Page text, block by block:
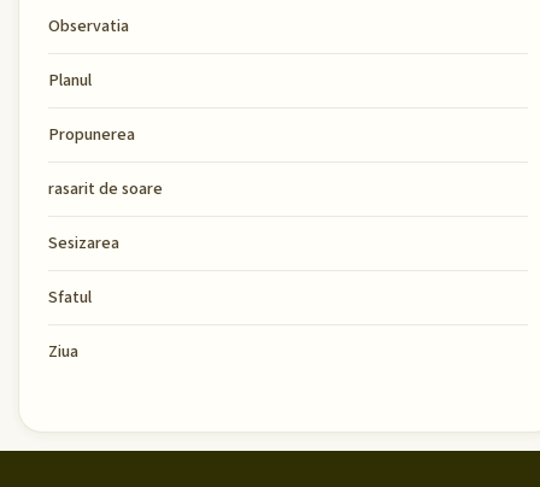
Observatia
Planul
Propunerea
rasarit de soare
Sesizarea
Sfatul
Ziua